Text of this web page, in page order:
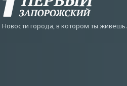
Новости города, в котором ты живешь.